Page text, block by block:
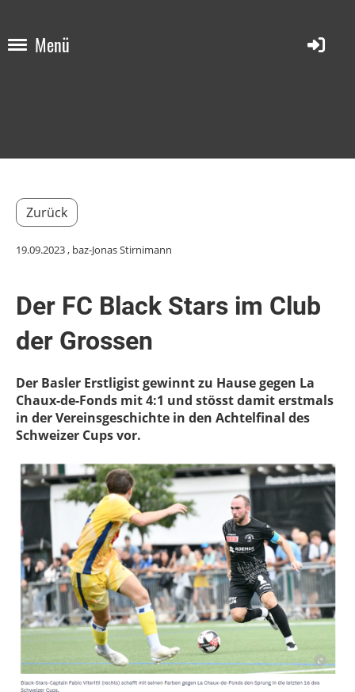
Menü
Zurück
19.09.2023, baz-Jonas Stirnimann
Der FC Black Stars im Club
der Grossen
Der Basler Erstligist gewinnt zu Hause gegen La
Chaux-de-Fonds mit 4:1 und stösst damit erstmals
in der Vereinsgeschichte in den Achtelfinal des
Schweizer Cups vor.